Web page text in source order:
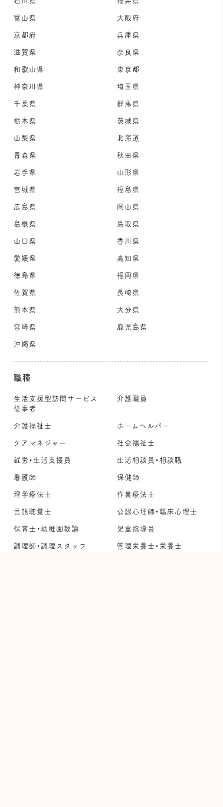
富山県 大阪府
京都府 兵庫県
滋賀県 奈良県
和歌山県 東京都
神奈川県 埼玉県
千葉県 群馬県
栃木県 茨城県
山梨県 北海道
青森県 秋田県
岩手県 山形県
宮城県 福島県
広島県 岡山県
島根県 鳥取県
山口県 香川県
愛媛県 高知県
徳島県 福岡県
佐賀県 長崎県
熊本県 大分県
宮崎県 鹿児島県
沖縄県
職種
生活支援型訪問サービス
従事者
介護職員
介護福祉士 ホームヘルパー
ケアマネジャー 社会福祉士
就労・生活支援員 生活相談員・相談職
看護師 保健師
理学療法士 作業療法士
言語聴覚士 公認心理師・臨床心理士
保育士・幼稚園教諭 児童指導員
調理師・調理スタッフ 管理栄養士・栄養士